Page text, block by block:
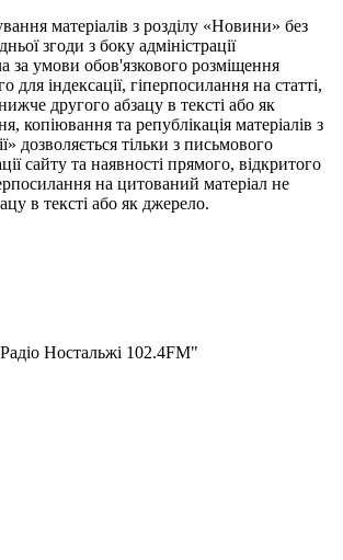
матеріалів з розділу «Новини» без
згоди з боку адміністрації
за умови обов'язкового розміщення
для індексації, гіперпосилання на статті,
другого абзацу в тексті або як
копіювання та републікація матеріалів з
дозволяється тільки з письмового
сайту та наявності прямого, відкритого
на цитований матеріал не
в тексті або як джерело.
Ностальжі 102.4FM"